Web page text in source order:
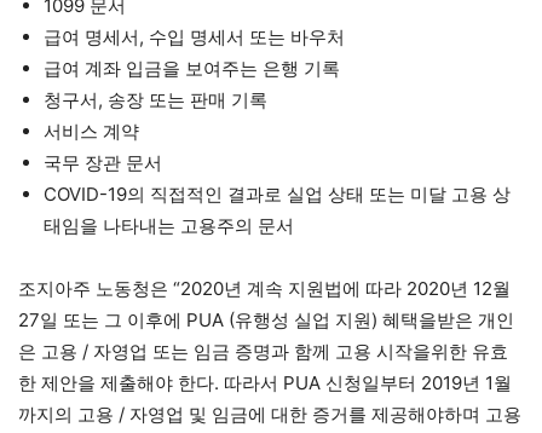
1099 문서
급여 명세서, 수입 명세서 또는 바우처
급여 계좌 입금을 보여주는 은행 기록
청구서, 송장 또는 판매 기록
서비스 계약
국무 장관 문서
COVID-19의 직접적인 결과로 실업 상태 또는 미달 고용 상
태임을 나타내는 고용주의 문서
조지아주 노동청은 “2020년 계속 지원법에 따라 2020년 12월
27일 또는 그 이후에 PUA (유행성 실업 지원) 혜택을받은 개인
은 고용 / 자영업 또는 임금 증명과 함께 고용 시작을위한 유효
한 제안을 제출해야 한다. 따라서 PUA 신청일부터 2019년 1월
까지의 고용 / 자영업 및 임금에 대한 증거를 제공해야하며 고용